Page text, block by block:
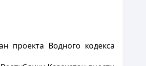
проекта Водного кодекса